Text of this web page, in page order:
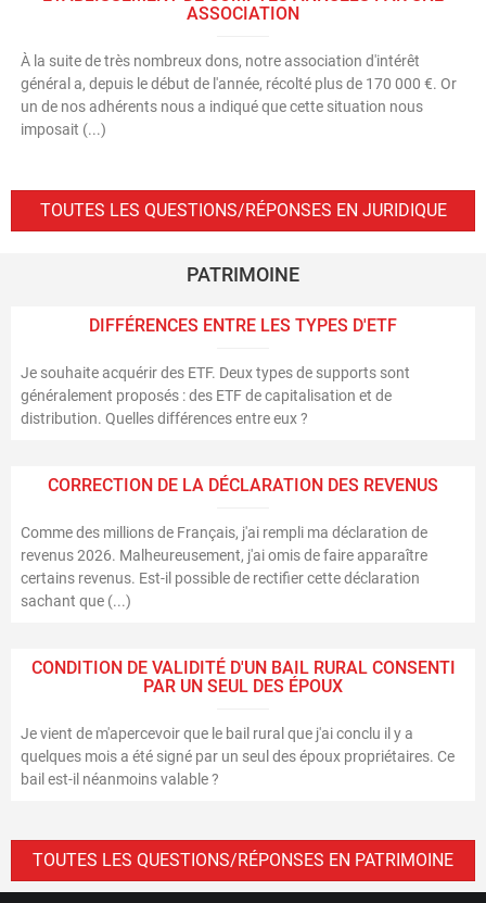
ASSOCIATION
À la suite de très nombreux dons, notre association d'intérêt
général a, depuis le début de l'année, récolté plus de 170 000 €. Or
un de nos adhérents nous a indiqué que cette situation nous
imposait (...)
TOUTES LES QUESTIONS/RÉPONSES EN JURIDIQUE
PATRIMOINE
DIFFÉRENCES ENTRE LES TYPES D'ETF
Je souhaite acquérir des ETF. Deux types de supports sont
généralement proposés : des ETF de capitalisation et de
distribution. Quelles différences entre eux ?
CORRECTION DE LA DÉCLARATION DES REVENUS
Comme des millions de Français, j'ai rempli ma déclaration de
revenus 2026. Malheureusement, j'ai omis de faire apparaître
certains revenus. Est-il possible de rectifier cette déclaration
sachant que (...)
CONDITION DE VALIDITÉ D'UN BAIL RURAL CONSENTI
PAR UN SEUL DES ÉPOUX
Je vient de m'apercevoir que le bail rural que j'ai conclu il y a
quelques mois a été signé par un seul des époux propriétaires. Ce
bail est-il néanmoins valable ?
TOUTES LES QUESTIONS/RÉPONSES EN PATRIMOINE